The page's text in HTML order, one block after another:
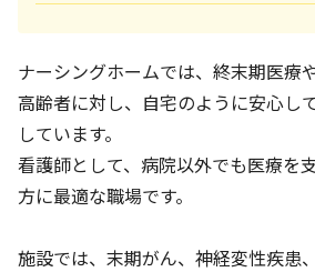
ナーシングホームでは、終末期医療
高齢者に対し、自宅のように安心し
しています。
看護師として、病院以外でも医療を
方に最適な職場です。
施設では、末期がん、神経変性疾患